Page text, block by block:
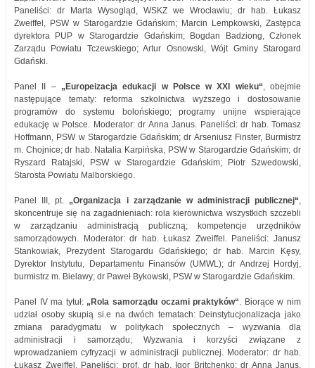
Paneliści: dr Marta Wysogląd, WSKZ we Wrocławiu; dr hab. Łukasz
Zweiffel, PSW w Starogardzie Gdańskim; Marcin Lempkowski, Zastępca
dyrektora PUP w Starogardzie Gdańskim; Bogdan Badziong, Członek
Zarządu Powiatu Tczewskiego; Artur Osnowski, Wójt Gminy Starogard
Gdański.
Panel II – „ Europeizacja edukacji w Polsce wXXI wieku“, obejmie
następujące tematy: reforma szkolnictwa wyższego i dostosowanie
programów do systemu bolońskiego; programy unijne wspierające
edukację w Polsce. Moderator: dr Anna Janus. Paneliści: dr hab. Tomasz
Hoffmann, PSW w Starogardzie Gdańskim; dr Arseniusz Finster, Burmistrz
m. Chojnice; dr hab. Natalia Karpińska, PSW w Starogardzie Gdańskim; dr
Ryszard Ratajski, PSW w Starogardzie Gdańskim; Piotr Szwedowski,
Starosta Powiatu Malborskiego.
Panel III, pt. „Organizacja i zarządzanie w administracji publicznej“,
skoncentruje się na zagadnieniach: rola kierownictwa wszystkich szczebli
w zarządzaniu administracją publiczną; kompetencje urzędników
samorządowych. Moderator: dr hab. Łukasz Zweiffel. Paneliści: Janusz
Stankowiak, Prezydent Starogardu Gdańskiego; dr hab. Marcin Kęsy,
Dyrektor Instytutu, Departamentu Finansów (UMWL); dr Andrzej Hordyj,
burmistrz m. Bielawy; dr Paweł Bykowski, PSW w Starogardzie Gdańskim.
Panel IV ma tytuł: „ Rola samorządu oczami praktyków“. Biorące w nim
udział osoby skupią si.e na dwóch tematach: Deinstytucjonalizacja jako
zmiana paradygmatu w politykach społecznych – wyzwania dla
administracji i samorządu; Wyzwania i korzyści związane z
wprowadzaniem cyfryzacji w administracji publicznej. Moderator: dr hab.
Łukasz Zweiffel. Paneliści: prof. dr hab. Igor Britchenko; dr Anna Janus,